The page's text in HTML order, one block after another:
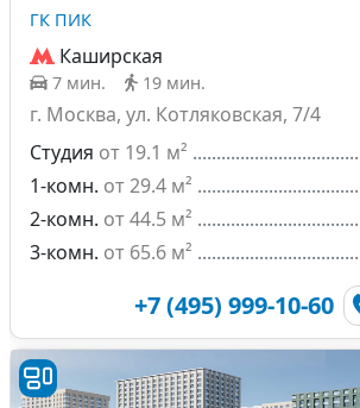
ГК ПИК
Каширская
7 мин. 19 мин.
г. Москва, ул. Котляковская, 7/4
Студия от 19.1 м²
1-комн. от 29.4 м²
2-комн. от 44.5 м²
3-комн. от 65.6 м²
+7 (495) 999-10-60